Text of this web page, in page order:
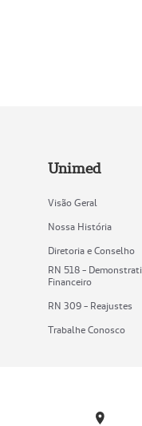
Unimed
Visão Geral
Nossa História
Diretoria e Conselho
RN 518 -
Financeiro
RN 309 - Reajustes
Trabalhe Conosco